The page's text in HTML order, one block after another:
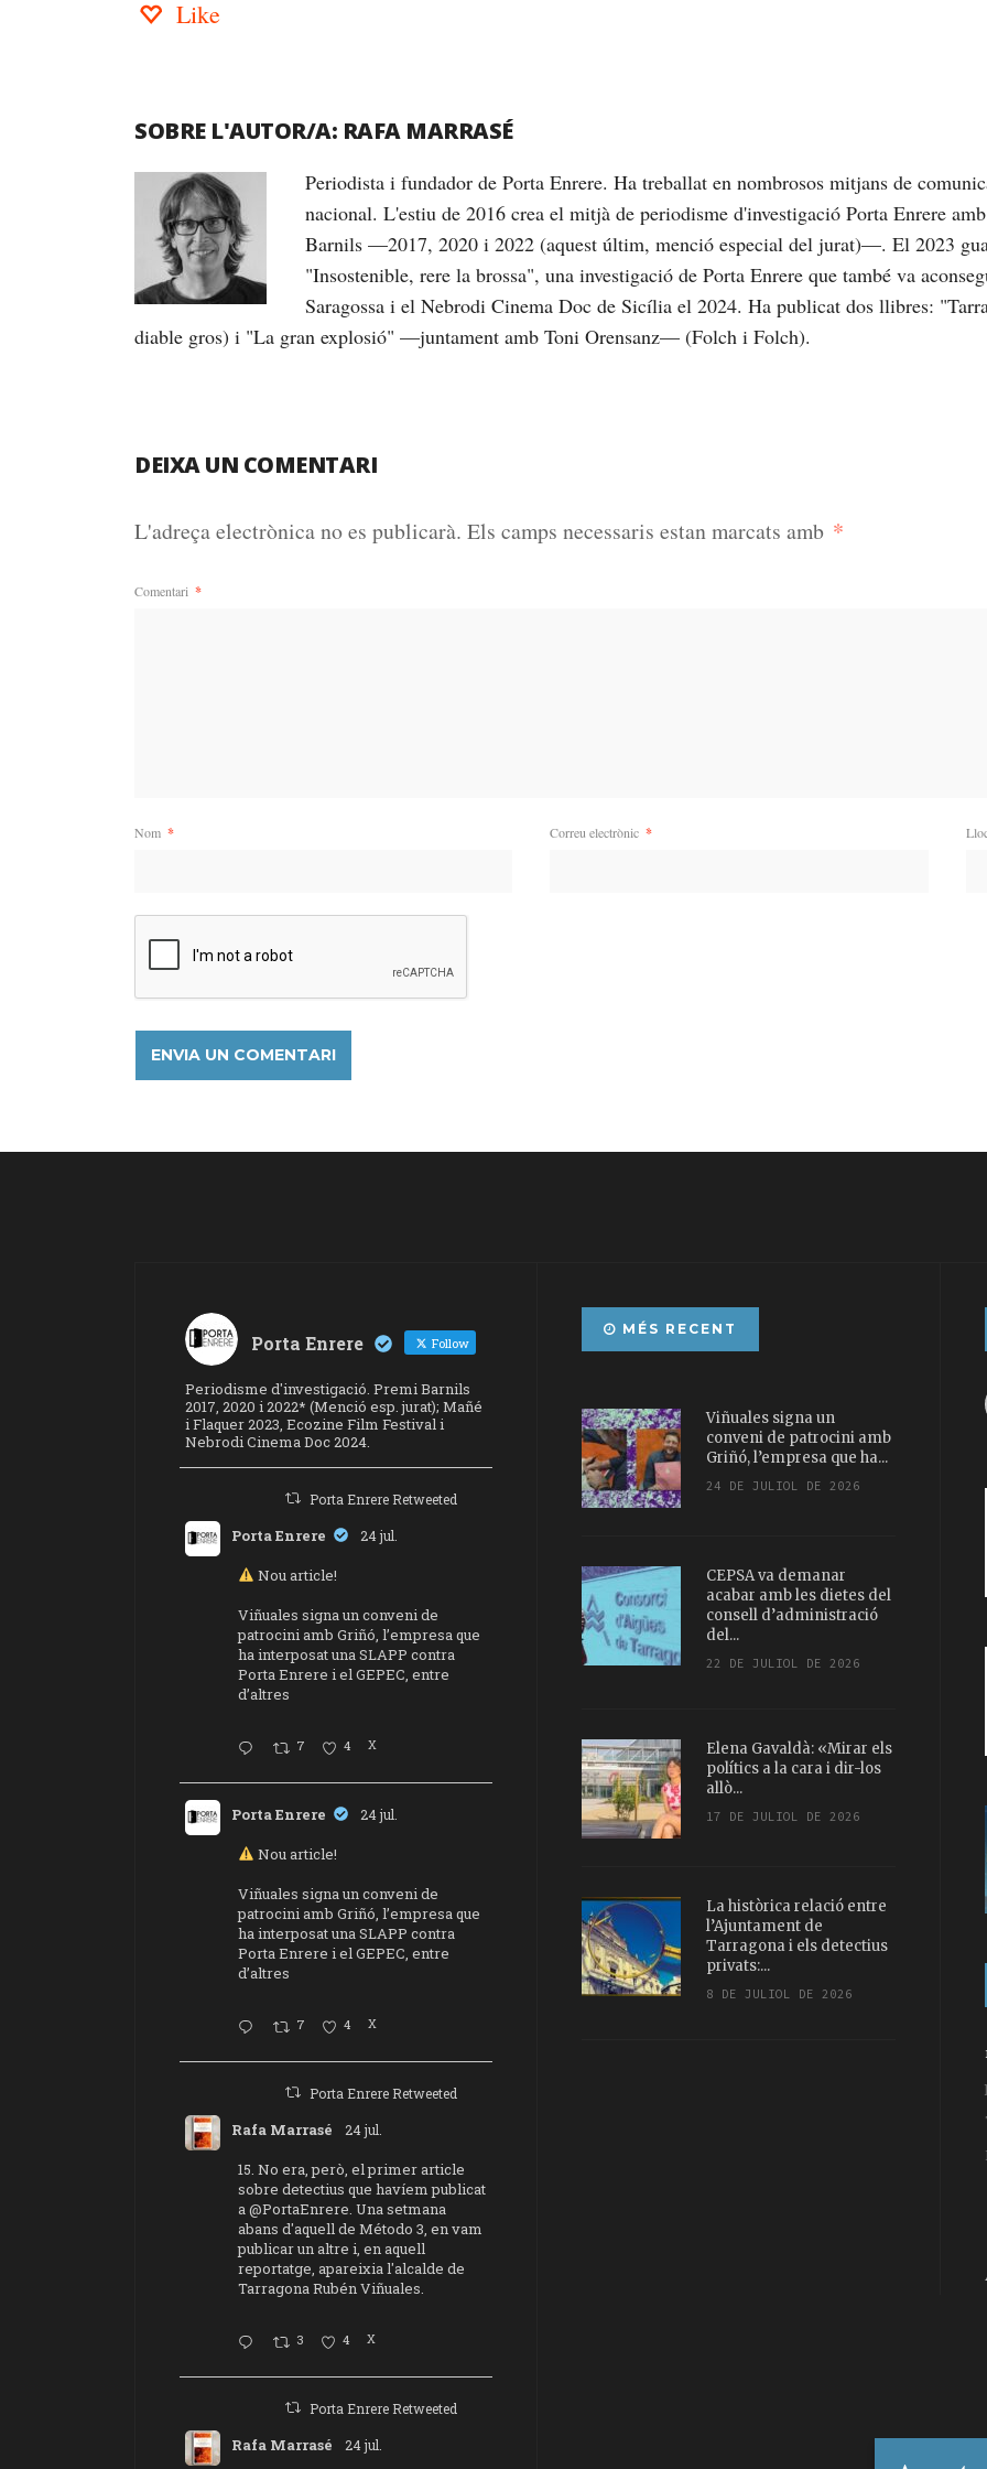
Like
SOBRE L'AUTOR/A: RAFA MARRASÉ
Periodista i fundador de Porta Enrere. Ha treballat en nombrosos mitjans de
nacional. L'estiu de 2016 crea el mitjà de periodisme d'investigació Porta Enrere
Barnils —2017, 2020 i 2022 (aquest últim, menció especial del jurat)—. El 2023
"Insostenible, rere la brossa", una investigació de Porta Enrere que també va
Saragossa i el Nebrodi Cinema Doc de Sicília el 2024. Ha publicat dos llibres:
diable gros) i "La gran explosió" —juntament amb Toni Orensanz— (Folch i Folch).
DEIXA UN COMENTARI
L'adreça electrònica no es publicarà. Els camps necessaris estan marcats amb *
Comentari *
Nom * Correu electrònic *
Porta Enrere Follow
Periodisme d'investigació. Premi Barnils
2017, 2020 i 2022* (Menció esp. jurat); Mañé
i Flaquer 2023, Ecozine Film Festival i
Nebrodi Cinema Doc 2024.
Porta Enrere Retweeted
Porta Enrere 24 jul.
Nou article!
Viñuales signa un conveni de
patrocini amb Griñó, l’empresa que
ha interposat una SLAPP contra
Porta Enrere i el GEPEC, entre
d’altres
7 4 X
Porta Enrere 24 jul.
Nou article!
Viñuales signa un conveni de
patrocini amb Griñó, l’empresa que
ha interposat una SLAPP contra
Porta Enrere i el GEPEC, entre
d’altres
7 4 X
Porta Enrere Retweeted
Rafa Marrasé 24 jul.
15. No era, però, el primer article
sobre detectius que havíem publicat
a@PortaEnrere. Una setmana
abans d'aquell de Método 3, en vam
publicar un altre i, en aquell
reportatge, apareixia l'alcalde de
Tarragona Rubén Viñuales.
3 4 X
Porta Enrere Retweeted
Rafa Marrasé 24 jul.
MÉS RECENT
Viñuales signa un
conveni de patrocini amb
Griñó, l’empresa que ha...
24 DE JULIOL DE 2026
CEPSA va demanar
acabar amb les dietes del
consell d’administració
del...
22 DE JULIOL DE 2026
Elena Gavaldà: «Mirar els
polítics a la cara i dir-los
allò...
17 DE JULIOL DE 2026
La històrica relació entre
l’Ajuntament de
Tarragona i els detectius
privats:...
8 DE JULIOL DE 2026